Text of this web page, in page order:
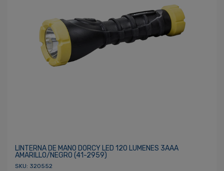
LINTERNA DE MANO DORCY LED 120 LUMENES 3AAA
AMARILLO/NEGRO (41-2959)
SKU: 320552